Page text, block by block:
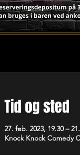
Tid og sted
27. feb. 2023, 19.30 –
Knock Knock Comedy